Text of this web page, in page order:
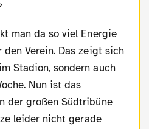
man da so viel Energie
Verein. Das zeigt sich
Stadion, sondern auch
Nun ist das
der großen Südtribüne
leider nicht gerade